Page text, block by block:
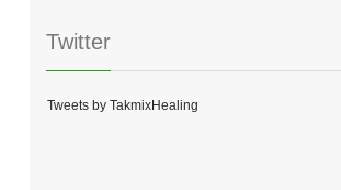
Twitter
Tweets by TakmixHealing